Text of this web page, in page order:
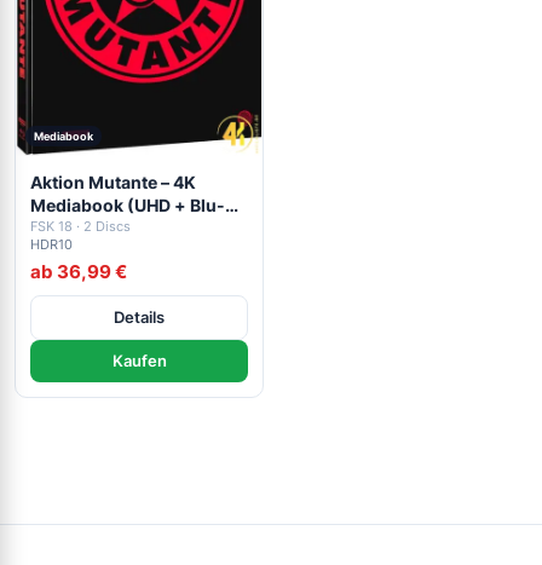
Mediabook
Aktion Mutante – 4K
Mediabook (UHD + Blu-
ray Disc)
FSK 18 · 2 Discs
HDR10
ab 36,99 €
Details
Kaufen